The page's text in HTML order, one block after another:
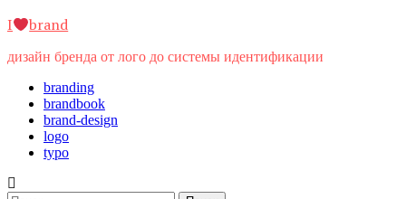
Перейти
содержимому
I brand
дизайн бренда от лого до системы идентификации
branding
brandbook
brand-design
logo
typo